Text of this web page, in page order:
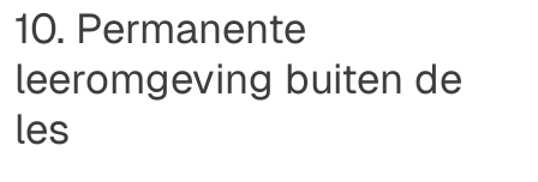
10. Permanente
leeromgeving buiten de
les